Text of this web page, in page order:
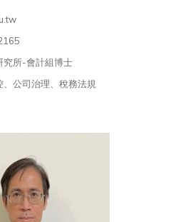
究所-會計組博士
公司治理、稅務法規